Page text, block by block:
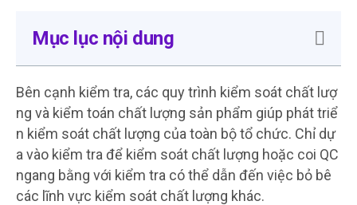
Mục lục nội dung
Bên cạnh kiểm tra, các quy trình kiểm soát chất lượ
ng và kiểm toán chất lượng sản phẩm giúp phát triể
n kiểm soát chất lượng của toàn bộ tổ chức. Chỉ dự
a vào kiểm tra để kiểm soát chất lượng hoặc coi QC
ngang bằng với kiểm tra có thể dẫn đến việc bỏ bê
các lĩnh vực kiểm soát chất lượng khác.